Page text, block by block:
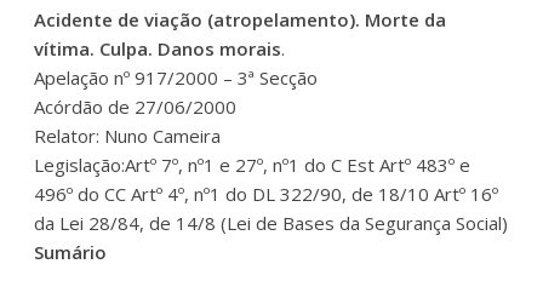
Acidente de viação (atropelamento). Morte da
vítima. Culpa. Danos morais.
Apelação nº 917/2000 – 3ª Secção
Acórdão de 27/06/2000
Relator: Nuno Cameira
Legislação:Artº 7º, nº1 e 27º, nº1 do C Est Artº 483º e
496º do CC Artº 4º, nº1 do DL 322/90, de 18/10 Artº 16º
da Lei 28/84, de 14/8 (Lei de Bases da Segurança Social)
Sumário